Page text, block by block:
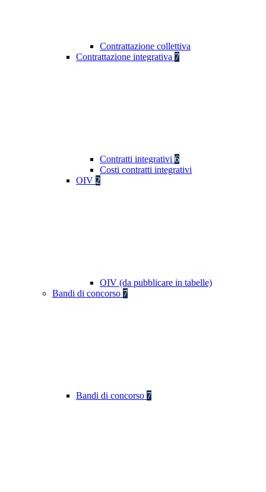
Contrattazione collettiva
Contrattazione integrativa 7
Contratti integrativi 6
Costi contratti integrativi
OIV 2
OIV (da pubblicare in tabelle)
Bandi di concorso 7
Bandi di concorso 7